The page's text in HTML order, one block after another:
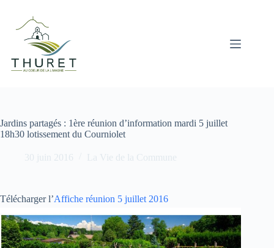
contenu
Jardins partagés : 1ère réunion d’information mardi 5 juillet
18h30 lotissement du Courniolet
30 juin 2016 La Vie de la Commune
Télécharger l’Affiche réunion 5 juillet 2016